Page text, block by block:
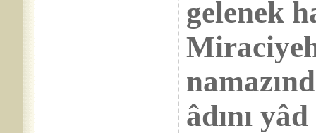
gelenek
âdını